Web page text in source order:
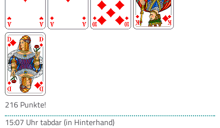
216 Punkte!
15:07 Uhrtabdar(in Hinterhand)